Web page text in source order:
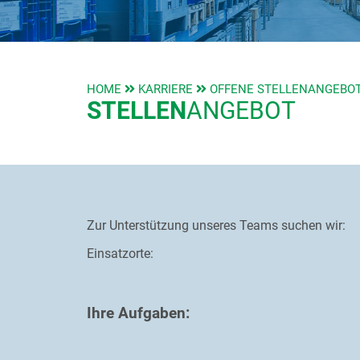
HOME KARRIERE OFFENE
STELLEN­ANGEBOT
Zur Unterstützung unseres Teams suchen wir:
Einsatzorte:
Ihre Aufgaben: